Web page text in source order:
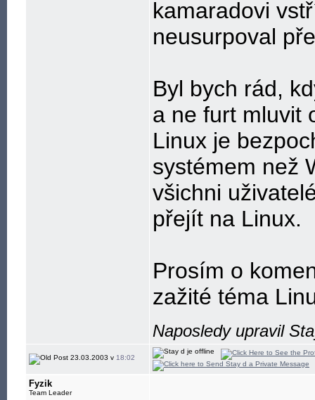
kamaradovi
neusurpoval
Byl bych rád,
a ne furt mluvit
Linux je
systémem než
všichni
přejít na Linux.
Prosím o
zažité téma
Naposledy upravil
23.03.2003 v 18:02
Fyzik
Team Leader